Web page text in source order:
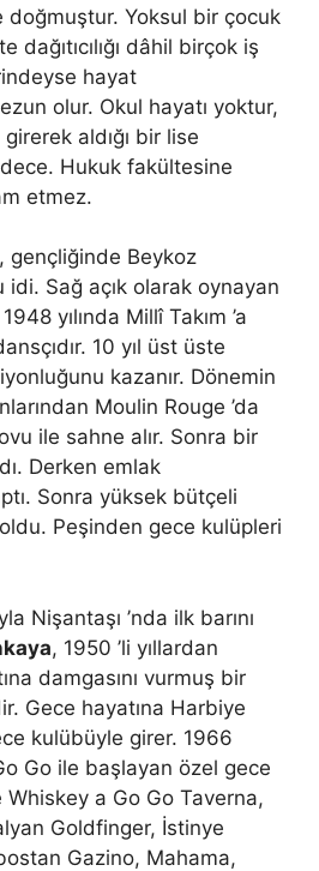
doğmuştur. Yoksul bir çocuk
dağıtıcılığı dâhil birçok iş
hayat
olur. Okul hayatı yoktur,
girerek aldığı bir lise
Hukuk fakültesine
etmez.
, gençliğinde Beykoz
Sağ açık olarak oynayan
yılında Millî Takım ’a
10 yıl üst üste
kazanır. Dönemin
Moulin Rouge ’da
ile sahne alır. Sonra bir
Derken emlak
Sonra yüksek bütçeli
Peşinden gece kulüpleri
Nişantaşı ’nda ilk barını
, 1950 ’li yıllardan
damgasını vurmuş bir
Gece hayatına Harbiye
kulübüyle girer. 1966
Go ile başlayan özel gece
a Go Go Taverna,
Goldfinger, İstinye
Gazino, Mahama,